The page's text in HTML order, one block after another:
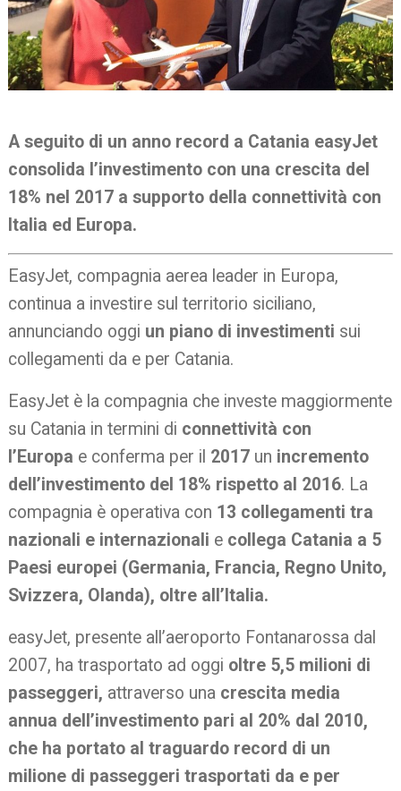
A seguito di un anno record a Catania easyJet
consolida l’investimento con una crescita del
18% nel 2017 a supporto della connettività con
Italia ed Europa.
EasyJet, compagnia aerea leader in Europa,
continua a investire sul territorio siciliano,
annunciando oggi un piano di investimenti sui
collegamenti da e per Catania.
EasyJet è la compagnia che investe maggiormente
su Catania in termini di connettività con
l’Europa e conferma per il 2017 un incremento
dell’investimento del 18% rispetto al 2016. La
compagnia è operativa con 13 collegamenti tra
nazionali e internazionali e collega Catania a 5
Paesi europei (Germania, Francia, Regno Unito,
Svizzera, Olanda), oltre all’Italia.
easyJet, presente all’aeroporto Fontanarossa dal
2007, ha trasportato ad oggi oltre 5,5 milioni di
passeggeri, attraverso una crescita media
annua dell’investimento pari al 20% dal 2010,
che ha portato al traguardo record di un
milione di passeggeri trasportati da e per